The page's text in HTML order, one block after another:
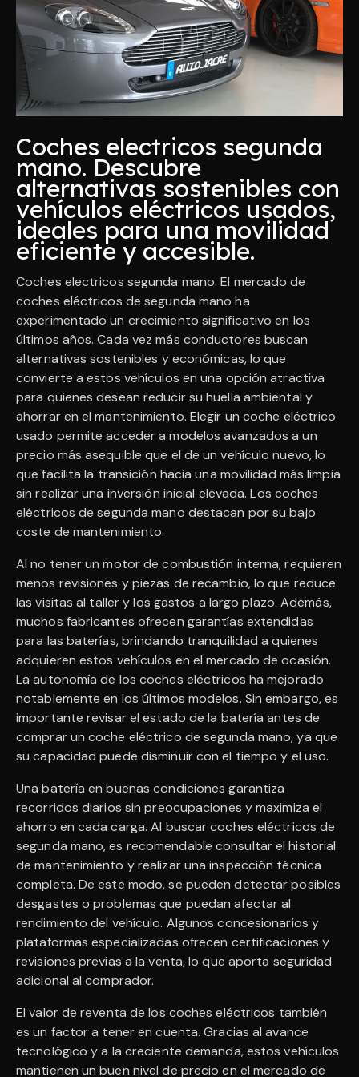
Coches electricos segunda
mano. Descubre
alternativas sostenibles con
vehículos eléctricos usados,
ideales para una movilidad
eficiente y accesible.
Coches electricos segunda mano. El mercado de
coches eléctricos de segunda mano ha
experimentado un crecimiento significativo en los
últimos años. Cada vez más conductores buscan
alternativas sostenibles y económicas, lo que
convierte a estos vehículos en una opción atractiva
para quienes desean reducir su huella ambiental y
ahorrar en el mantenimiento. Elegir un coche eléctrico
usado permite acceder a modelos avanzados a un
precio más asequible que el de un vehículo nuevo, lo
que facilita la transición hacia una movilidad más limpia
sin realizar una inversión inicial elevada. Los coches
eléctricos de segunda mano destacan por su bajo
coste de mantenimiento.
Al no tener un motor de combustión interna, requieren
menos revisiones y piezas de recambio, lo que reduce
las visitas al taller y los gastos a largo plazo. Además,
muchos fabricantes ofrecen garantías extendidas
para las baterías, brindando tranquilidad a quienes
adquieren estos vehículos en el mercado de ocasión.
La autonomía de los coches eléctricos ha mejorado
notablemente en los últimos modelos. Sin embargo, es
importante revisar el estado de la batería antes de
comprar un coche eléctrico de segunda mano, ya que
su capacidad puede disminuir con el tiempo y el uso.
Una batería en buenas condiciones garantiza
recorridos diarios sin preocupaciones y maximiza el
ahorro en cada carga. Al buscar coches eléctricos de
segunda mano, es recomendable consultar el historial
de mantenimiento y realizar una inspección técnica
completa. De este modo, se pueden detectar posibles
desgastes o problemas que puedan afectar al
rendimiento del vehículo. Algunos concesionarios y
plataformas especializadas ofrecen certificaciones y
revisiones previas a la venta, lo que aporta seguridad
adicional al comprador.
El valor de reventa de los coches eléctricos también
es un factor a tener en cuenta. Gracias al avance
tecnológico y a la creciente demanda, estos vehículos
mantienen un buen nivel de precio en el mercado de